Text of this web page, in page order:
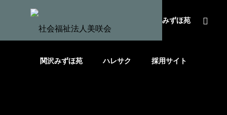
みずほ苑
関沢みずほ苑 ハレサク 採用サイト